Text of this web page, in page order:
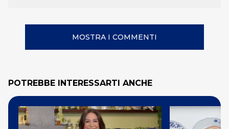
MOSTRA I COMMENTI
POTREBBE INTERESSARTI ANCHE